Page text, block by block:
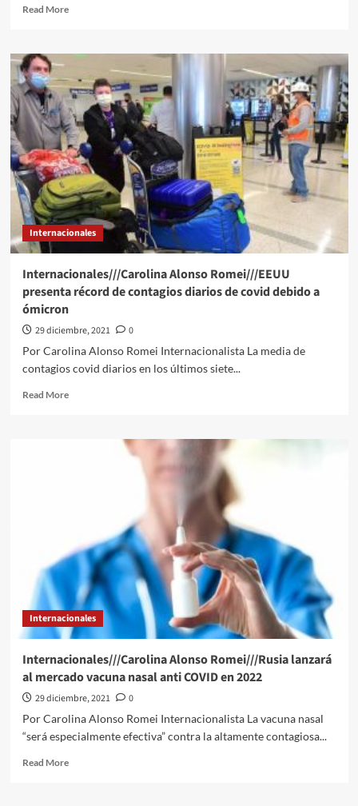
Read MoreRead
Hoy
suma
cinco
mil
290
contagios
y
188
muertes
por
COVID
Internacionales
Internacionales///Carolina Alonso Romei///EEUU
presenta récord de contagios diarios de covid debido a
ómicron
29 diciembre, 2021
0
Por Carolina Alonso Romei Internacionalista La media de
contagios covid diarios en los últimos siete...
Read MoreRead
Internacionales///Carolina
diarios
de
covid
debido
ómicron
Internacionales
Internacionales///Carolina Alonso Romei///Rusia lanzará
al mercado vacuna nasal anti COVID en 2022
29 diciembre, 2021
0
Por Carolina Alonso Romei Internacionalista La vacuna nasal
“será especialmente efectiva” contra la altamente contagiosa...
Read MoreRead